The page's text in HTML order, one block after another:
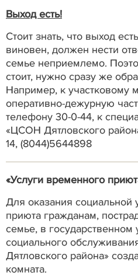
Выход есть!
Стоит знать, что выход
виновен, должен нести
семье неприемлемо.
стоит, нужно сразу же
Например, к участковому
оперативно-дежурную
телефону 30-0-44, к
«ЦСОН Дятловского
14, (8044)5644898
«Услуги временного
Для оказания социальной
приюта гражданам,
семье, в
социального
Дятловского района»
комната.